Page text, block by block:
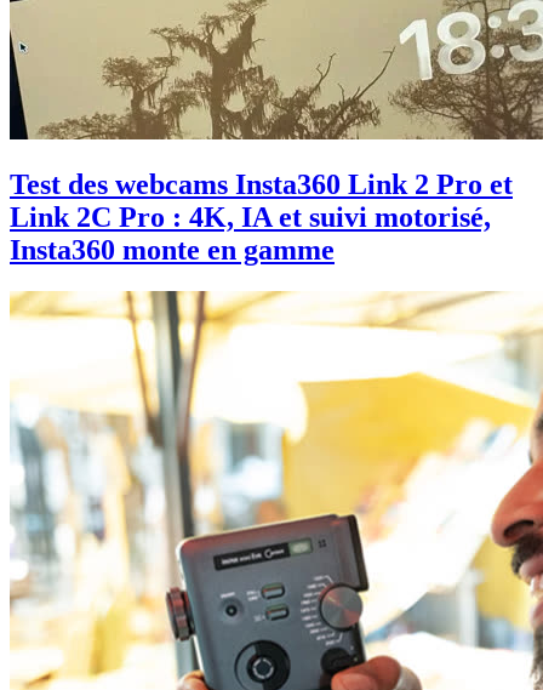
Test des webcams Insta360 Link 2 Pro et
Link 2C Pro : 4K, IA et suivi motorisé,
Insta360 monte en gamme